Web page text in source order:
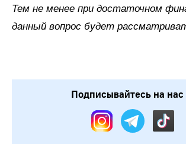
Тем не менее при достаточном
данный вопрос будет
Подписывайтесь на нас